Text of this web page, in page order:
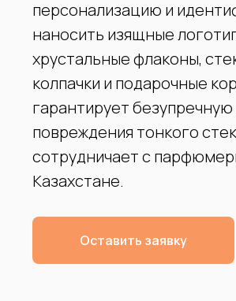
персонализацию и
наносить изящные
хрустальные флаконы,
колпачки и подарочные
гарантирует
повреждения тонкого
сотрудничает с
Казахстане.
Оставить заявку